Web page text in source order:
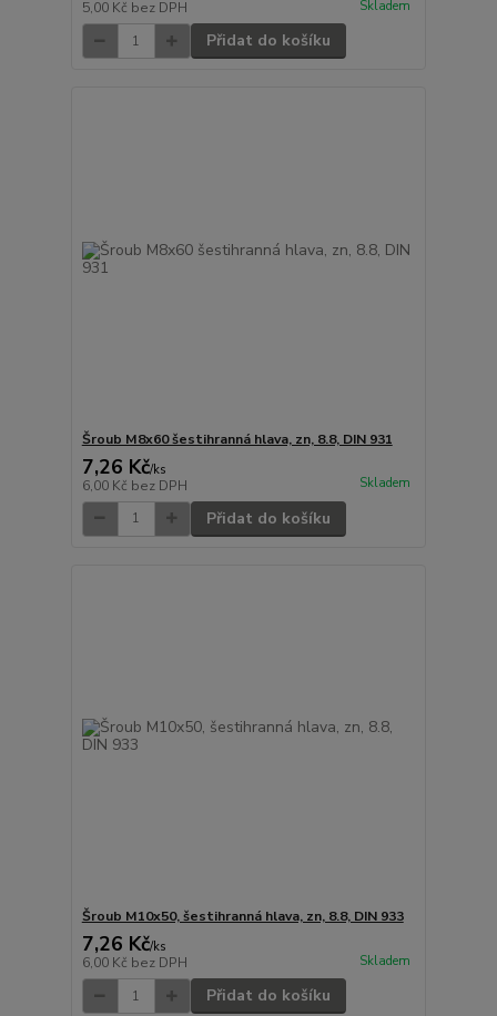
5,00 Kč bez DPH Skladem
Přidat do košíku
Šroub M8x60 šestihranná hlava, zn, 8.8, DIN 931
7,26 Kč/ks
6,00 Kč bez DPH Skladem
Přidat do košíku
Šroub M10x50, šestihranná hlava, zn, 8.8, DIN 933
7,26 Kč/ks
6,00 Kč bez DPH Skladem
Přidat do košíku